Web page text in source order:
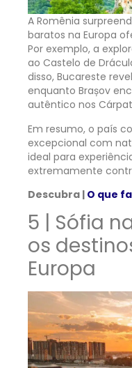
A Romênia
baratos na Europa
Por exemplo, a
ao Castelo de
disso, Bucareste
enquanto Brașov
autêntico nos
Em resumo, o país
excepcional com
ideal para
extremamente
Descubra | O que
5 | Sófia
os
Europa